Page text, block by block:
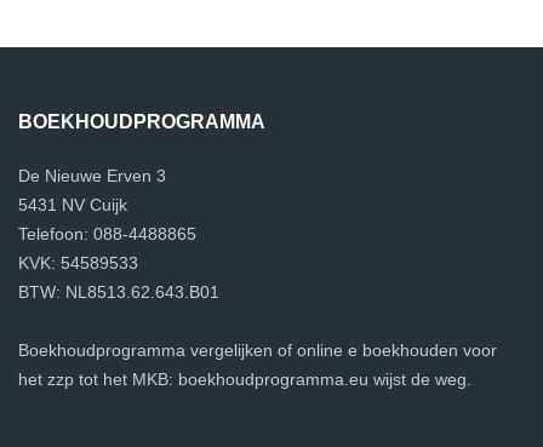
BOEKHOUDPROGRAMMA
De Nieuwe Erven 3
5431 NV Cuijk
Telefoon: 088-4488865
KVK: 54589533
BTW: NL8513.62.643.B01
Boekhoudprogramma vergelijken of online e boekhouden voor
het zzp tot het MKB: boekhoudprogramma.eu wijst de weg.